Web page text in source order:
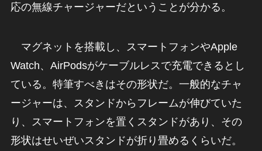
応の無線チャージャーだということが分かる。
マグネットを搭載し、スマートフォンやApple
Watch、AirPodsがケーブルレスで充電できるとし
ている。特筆すべきはその形状だ。一般的なチャ
ージャーは、スタンドからフレームが伸びていた
り、スマートフォンを置くスタンドがあり、その
形状はせいぜいスタンドが折り畳めるくらいだ。